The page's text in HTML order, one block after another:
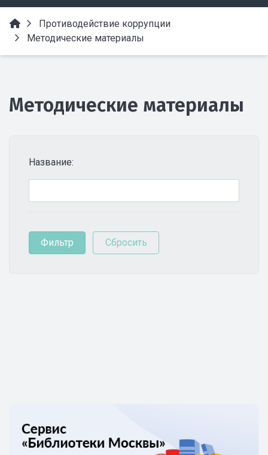
Противодействие коррупции
Методические материалы
Методические материалы
Название: